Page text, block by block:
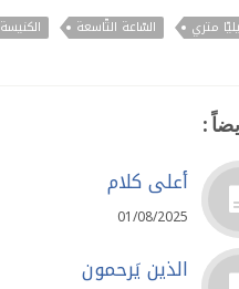
متري السّاعة التّاسعة الكنيسة
:
أعلى كلام
01/08/2025
الذين يَرحمون